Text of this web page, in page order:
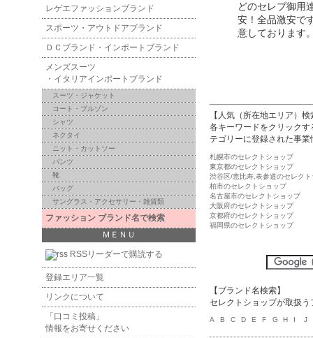
どのセレブ御用
安！全品激安で
意しております
【人気（所在地エリア）
各キーワードをクリック
テゴリーに登録された事
札幌市のセレクトショップ
東京都のセレクトショップ
渋谷区/恵比寿,表参道のセレク
柏市のセレクトショップ
名古屋市のセレクトショップ
大阪府のセレクトショップ
京都府のセレクトショップ
福岡県のセレクトショップ
【ブランド名検索】
セレクトショップが取扱
A B C D E F G H I J
レゲエファッションブランド
スポーツ・アウトドアブランド
ＤＣブランド・インポートブランド
メンズスーツ
・イタリアインポートブランド
スーツ・ジャケット
コート・ブルゾン
シャツ
ネクタイ
ニット・カットソー
パンツ
靴
バッグ
サングラス・アクセサリー・雑貨類
ファッション ブランド名で検索
ＭＥＮＵ
RSSリーダーで購読する
登録エリア一覧
リンクについて
「口コミ投稿」
情報をお寄せください